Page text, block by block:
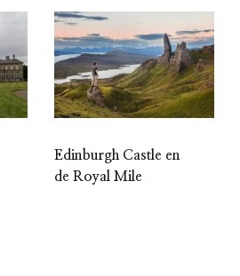
Edinburgh Castle en
de Royal Mile